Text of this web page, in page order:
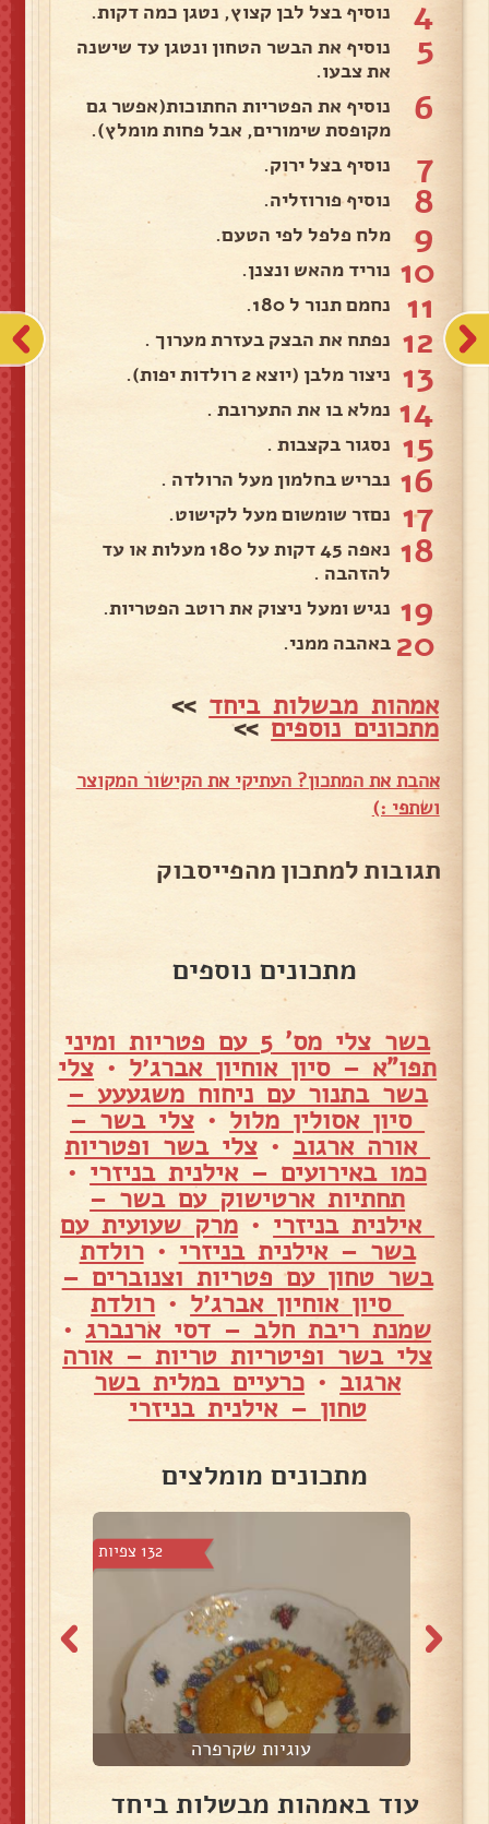
4 נוסיף בצל לבן קצוץ, נטגן כמה דקות.
5
נוסיף את הבשר הטחון ונטגן עד שישנה
את צבעו.
6
נוסיף את הפטריות החתוכות(אפשר גם
מקופסת שימורים, אבל פחות מומלץ).
7 נוסיף בצל ירוק.
8 נוסיף פורוזליה.
9 מלח פלפל לפי הטעם.
10 נוריד מהאש ונצנן.
11 נחמם תנור ל 180.
12 נפתח את הבצק בעזרת מערוך .
13 ניצור מלבן (יוצא 2 רולדות יפות).
14 נמלא בו את התערובת .
15 נסגור בקצבות .
16 נבריש בחלמון מעל הרולדה .
17 נםזר שומשום מעל לקישוט.
18
נאפה 45 דקות על 180 מעלות או עד
להזהבה .
19 נגיש ומעל ניצוק את רוטב הפטריות.
20 באהבה ממני.
אמהות מבשלות ביחד >>
מתכונים נוספים>>
אהבת את המתכון? העתיקי את הקישור המקוצר
ושתפי :)
תגובות למתכון מהפייסבוק
מתכונים נוספים
בשר צלי מס' 5 עם פטריות ומיני
תפו"א – סיון אוחיון אברג׳ל • צלי
בשר בתנור עם ניחוח משגעעע –
סיון אסולין מלול • צלי בשר –
אורה ארגוב • צלי בשר ופטריות
כמו באירועים – אילנית בניזרי •
תחתיות ארטישוק עם בשר –
אילנית בניזרי • מרק שעועית עם
בשר – אילנית בניזרי •רולדת
בשר טחון עם פטריות וצנוברים –
סיון אוחיון אברג׳ל • רולדת
שמנת ריבת חלב – דסי ארנברג•
צלי בשר ופיטריות טריות – אורה
ארגוב • כרעיים במלית בשר
טחון – אילנית בניזרי
מתכונים מומלצים
132 צפיות
עוגיות שקרפרה
עוד באמהות מבשלות ביחד